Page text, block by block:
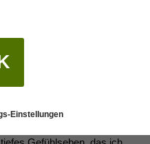
Beziehung hatte ich als
weniger schön
super zu uns passt) gegen
an, wie der Mensch
Einstellungen